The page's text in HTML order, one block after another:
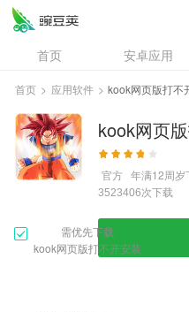
首页 安卓应用
资讯
专题
问答
首页 > 应用软件 > kook网页版打不
kook网页
官方 年满12周岁
3523406次下载
需优先下载
kook网页版打不开安装